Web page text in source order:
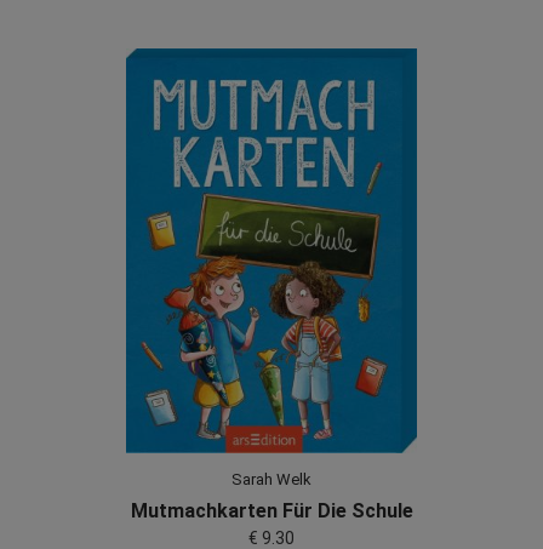
Sarah Welk
Mutmachkarten Für Die Schule
€ 9.30